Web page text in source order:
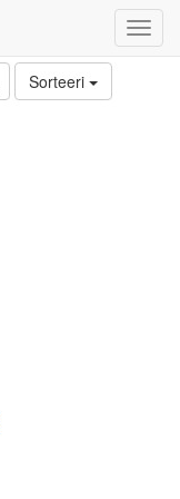
Sorteeri